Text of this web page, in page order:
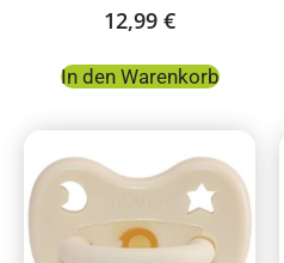
12,99 €
In den Warenkorb